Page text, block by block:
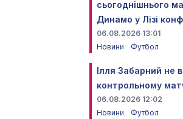
сьогоднішнього
Динамо у Лізі
06.08.2026 13:01
Новини
Футбол
Ілля Забарний не
контрольному
06.08.2026 12:02
Новини
Футбол